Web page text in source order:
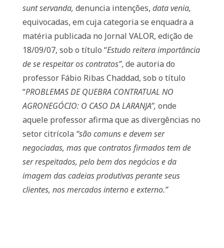
sunt servanda, denuncia intenções, data venia,
equivocadas, em cuja categoria se enquadra a
matéria publicada no Jornal VALOR, edição de
18/09/07, sob o título “Estudo reitera importância
de se respeitar os contratos”, de autoria do
professor Fábio Ribas Chaddad, sob o título
“PROBLEMAS DE QUEBRA CONTRATUAL NO
AGRONEGÓCIO: O CASO DA LARANJA”, onde
aquele professor afirma que as divergências no
setor citrícola “são comuns e devem ser
negociadas, mas que contratos firmados tem de
ser respeitados, pelo bem dos negócios e da
imagem das cadeias produtivas perante seus
clientes, nos mercados interno e externo.”